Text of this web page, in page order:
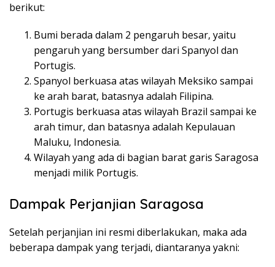
berikut:
Bumi berada dalam 2 pengaruh besar, yaitu
pengaruh yang bersumber dari Spanyol dan
Portugis.
Spanyol berkuasa atas wilayah Meksiko sampai
ke arah barat, batasnya adalah Filipina.
Portugis berkuasa atas wilayah Brazil sampai ke
arah timur, dan batasnya adalah Kepulauan
Maluku, Indonesia.
Wilayah yang ada di bagian barat garis Saragosa
menjadi milik Portugis.
Dampak Perjanjian Saragosa
Setelah perjanjian ini resmi diberlakukan, maka ada
beberapa dampak yang terjadi, diantaranya yakni: